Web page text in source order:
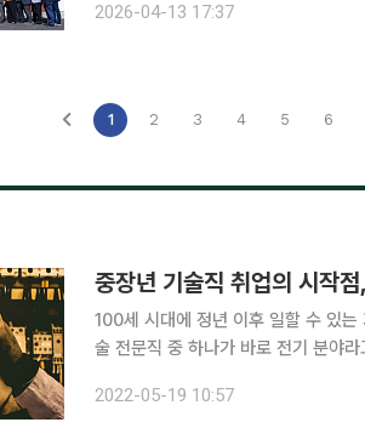
습이다. LS일렉트릭은 북미 데이
2026-04-13 17:37
1 2 3 4 5 6
중장년 기술직 취업의 시작
100세 시대에 정년 이후 일할 수 있
술 전문직 중 하나가 바로 전기 분야
면 전기기능사 자격증은 50대 이상
2022-05-19 10:57